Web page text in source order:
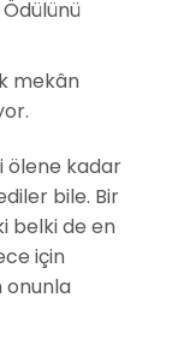
mekân
ölene kadar
bile. Bir
belki de en
için
onunla